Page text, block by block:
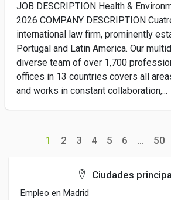
JOB DESCRIPTION Health &
2026 COMPANY DESCRIPTION
international law firm, prominently
Portugal and Latin America. Our
diverse team of over 1,700
offices in 13 countries covers all
and works in constant collaboration,...
1 2 3 4 5 6 ... 50
Ciudades
Empleo en Madrid